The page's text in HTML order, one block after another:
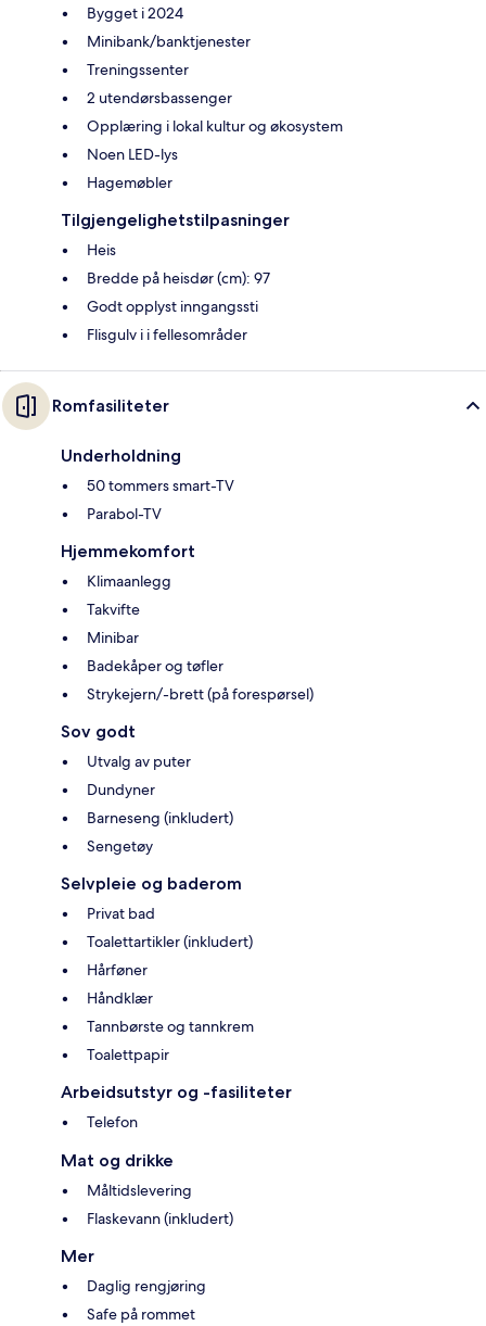
Bygget i 2024
Minibank/banktjenester
Treningssenter
2 utendørsbassenger
Opplæring i lokal kultur og økosystem
Noen LED-lys
Hagemøbler
Tilgjengelighetstilpasninger
Heis
Bredde på heisdør (cm): 97
Godt opplyst inngangssti
Flisgulv i i fellesområder
Romfasiliteter
Underholdning
50 tommers smart-TV
Parabol-TV
Hjemmekomfort
Klimaanlegg
Takvifte
Minibar
Badekåper og tøfler
Strykejern/-brett (på forespørsel)
Sov godt
Utvalg av puter
Dundyner
Barneseng (inkludert)
Sengetøy
Selvpleie og baderom
Privat bad
Toalettartikler (inkludert)
Hårføner
Håndklær
Tannbørste og tannkrem
Toalettpapir
Arbeidsutstyr og -fasiliteter
Telefon
Mat og drikke
Måltidslevering
Flaskevann (inkludert)
Mer
Daglig rengjøring
Safe på rommet